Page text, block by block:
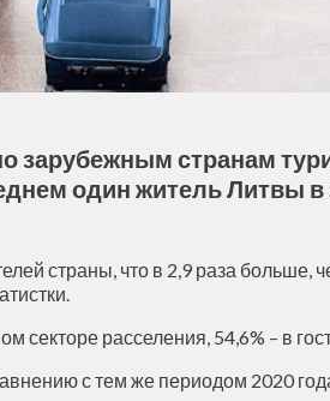
зарубежным странам
один житель Литвы
страны, что в 2,9 раза больше,
секторе расселения, 54,6% – в
с тем же периодом 2020